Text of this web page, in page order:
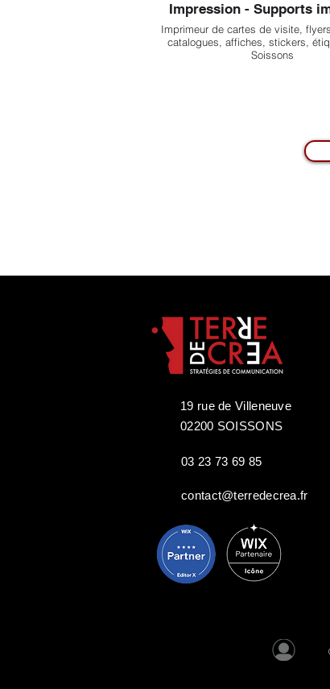
Impression - Supports
Imprimeur de cartes de visite,
catalogues, affiches, stickers,
Soissons
19 rue de Villeneuve
02200 SOISSONS
03 23 73 69 85
contact@terredecrea.fr